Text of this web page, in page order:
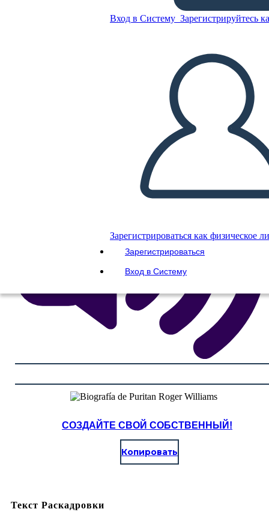
Вход в Систему Зарегистрируйтесь
Зарегистрироваться как физическое
Зарегистрироваться
Вход в Систему
Скопируйте эту раскадровку
СОЗДАТЬ РАСКАДРОВКУ
ВОСПРОИЗВЕСТИ СЛАЙД-ШОУ
ПОЧИТАЙ МНЕ
СОЗДАЙТЕ СВОЙ СОБСТВЕННЫЙ!
Копировать
Текст Раскадровки